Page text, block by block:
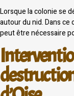
Lorsque la colonie se
autour du nid. Dans ce
peut être nécessaire